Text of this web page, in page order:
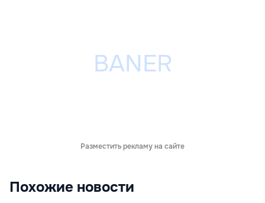
Разместить рекламу на сайте
Похожие новости